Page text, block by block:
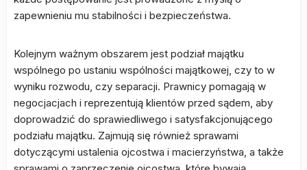
zapewnieniu mu stabilności i bezpieczeństwa.
Kolejnym ważnym obszarem jest podział majątku
wspólnego po ustaniu wspólności majątkowej, czy to w
wyniku rozwodu, czy separacji. Prawnicy pomagają w
negocjacjach i reprezentują klientów przed sądem, aby
doprowadzić do sprawiedliwego i satysfakcjonującego
podziału majątku. Zajmują się również sprawami
dotyczącymi ustalenia ojcostwa i macierzyństwa, a także